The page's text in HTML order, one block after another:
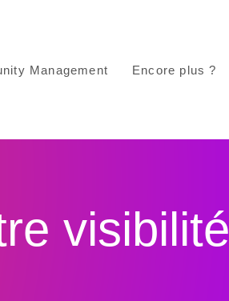
Management Encore plus ?
visibilité​